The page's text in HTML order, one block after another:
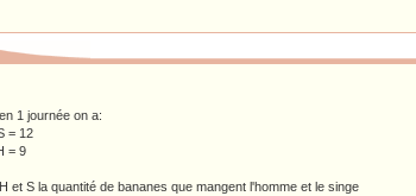
1 journée on a:
= 12
= 9
et S la quantité de bananes que mangent l'homme et le singe